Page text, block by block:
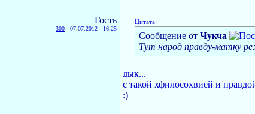
Гость
300 - 07.07.2012 - 16:25
Цитата:
Сообщение от Чукча
Тут народ правду-матку
дык...
с такой хфилосохвией и
:)